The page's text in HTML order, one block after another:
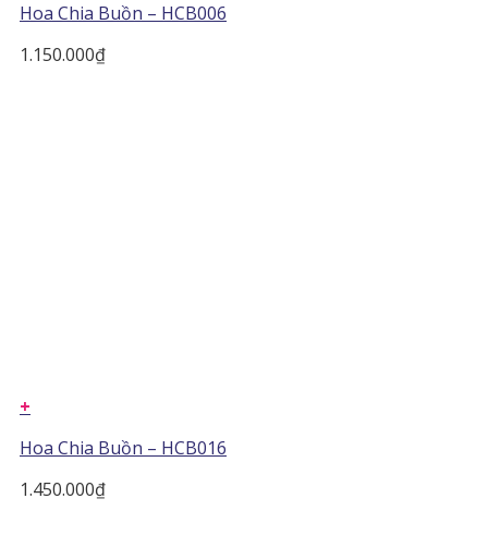
Hoa Chia Buồn – HCB006
1.150.000₫
+
Hoa Chia Buồn – HCB016
1.450.000₫